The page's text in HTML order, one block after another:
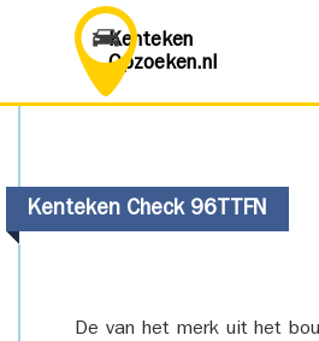
Kenteken
Opzoeken.nl
Kenteken Check 96TTFN
De van het merk uit het